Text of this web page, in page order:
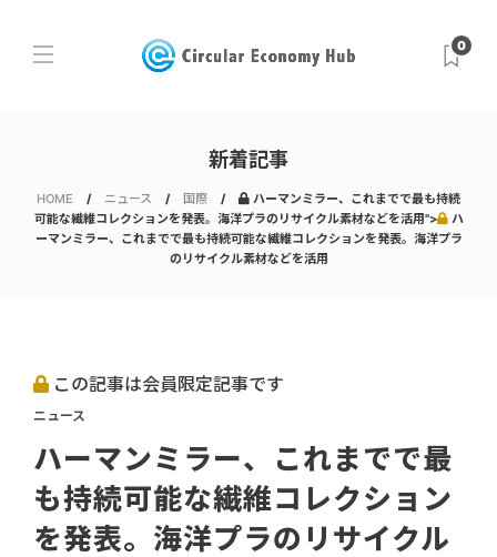
0
新着記事
HOME ニュース 国際
ハーマンミラー、これまでで最も持続
可能な繊維コレクションを発表。海洋プラのリサイクル素材などを活用">
ハ
ーマンミラー、これまでで最も持続可能な繊維コレクションを発表。海洋プラ
のリサイクル素材などを活用
この記事は会員限定記事です
ニュース
ハーマンミラー、これまでで最
も持続可能な繊維コレクション
を発表。海洋プラのリサイクル